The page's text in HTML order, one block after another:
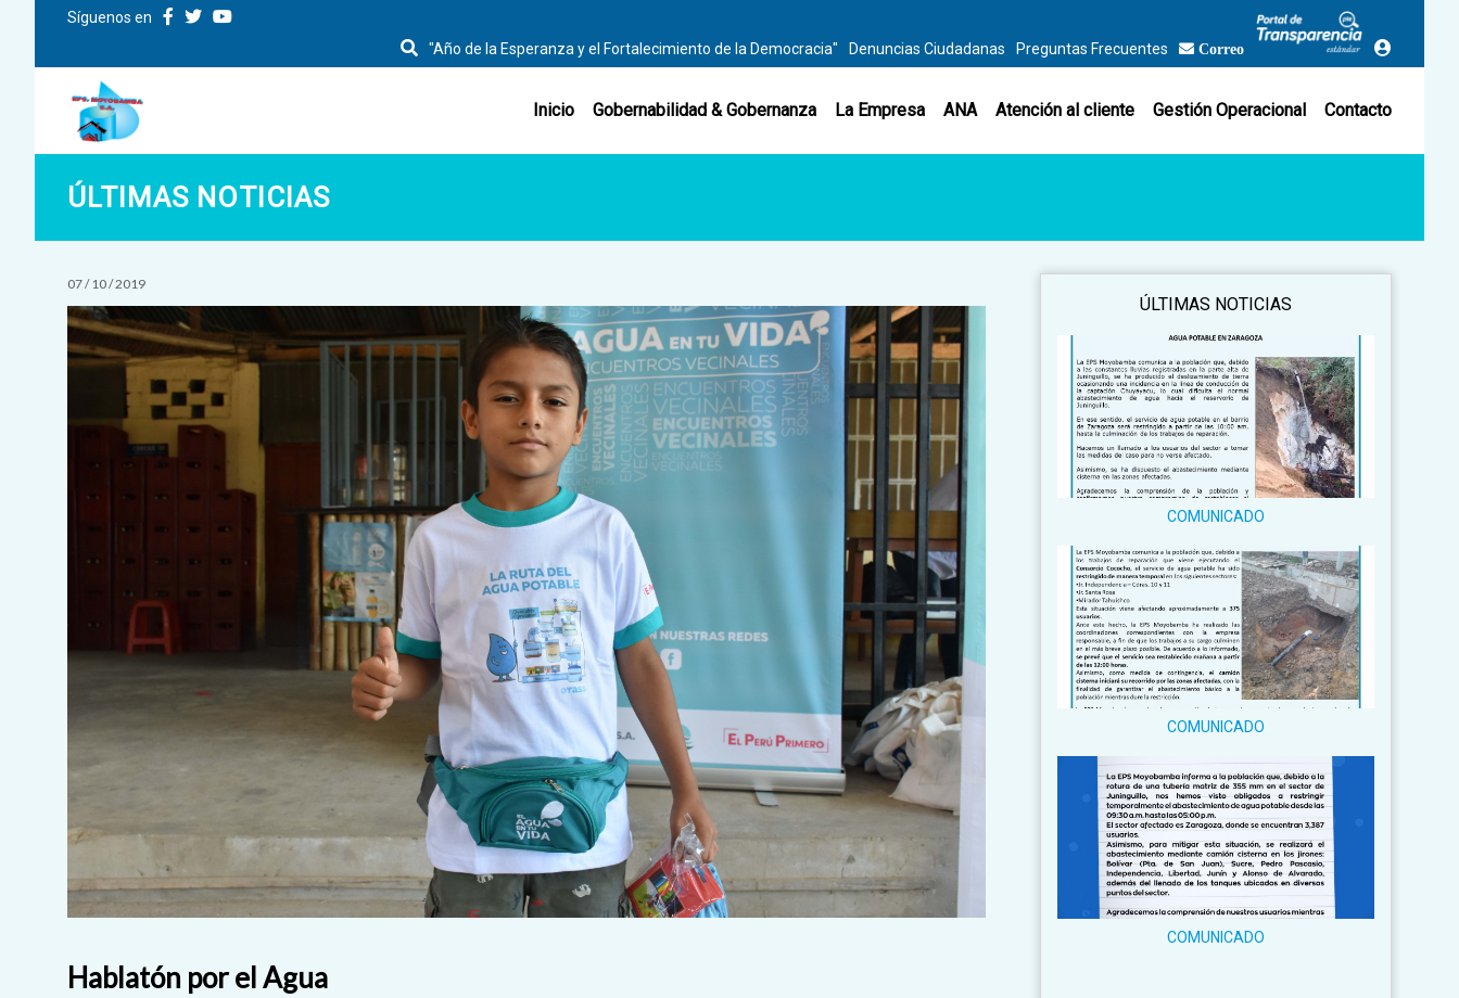
Síguenos en
"Año de la Esperanza y el Fortalecimiento de la Democracia"
Denuncias Ciudadanas Preguntas Frecuentes Correo
Inicio Gobernabilidad & Gobernanza La Empresa ANA Atención al cliente Gestión Operacional Contacto
ÚLTIMAS NOTICIAS
07 / 10 / 2019
Hablatón por el Agua
ÚLTIMAS NOTICIAS
COMUNICADO
COMUNICADO
COMUNICADO